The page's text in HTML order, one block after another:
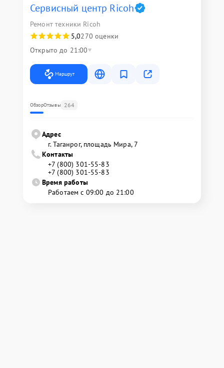
Сервисный центр Ricoh
Ремонт техники Ricoh
5,0270 оценки
Открыто до 21:00
Маршрут
ОбзорОтзывы 264
Адрес
г. Таганрог, площадь Мира, 7
Контакты
+7 (800) 301-55-83
+7 (800) 301-55-83
Время работы
Работаем с 09:00 до 21:00